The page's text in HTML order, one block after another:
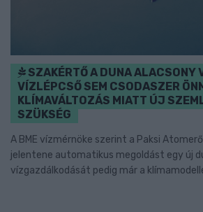
SZAKÉRTŐ A DUNA ALACSONY
VÍZLÉPCSŐ SEM CSODASZER
KLÍMAVÁLTOZÁS MIATT ÚJ
SZÜKSÉG
A BME vízmérnöke szerint a Paksi
jelentene automatikus megoldást egy új
vízgazdálkodását pedig már a